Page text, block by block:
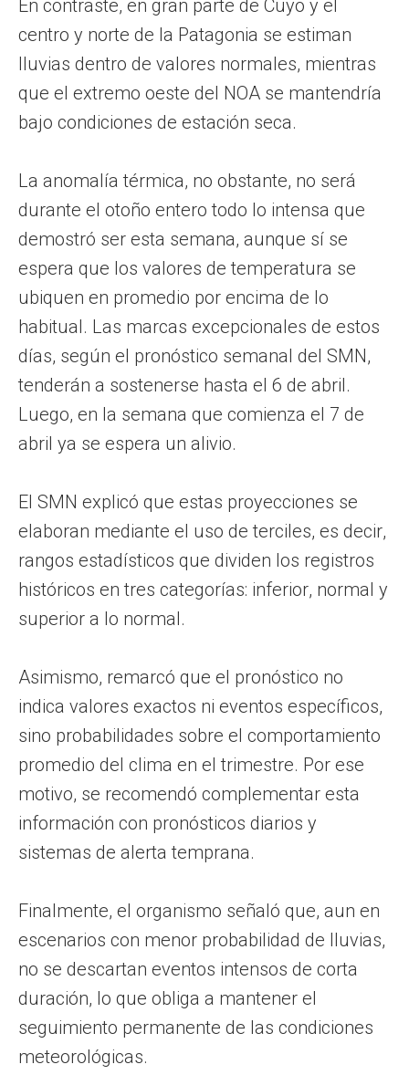
En contraste, en gran parte de Cuyo y el
centro y norte de la Patagonia se estiman
lluvias dentro de valores normales, mientras
que el extremo oeste del NOA se mantendría
bajo condiciones de estación seca.
La anomalía térmica, no obstante, no será
durante el otoño entero todo lo intensa que
demostró ser esta semana, aunque sí se
espera que los valores de temperatura se
ubiquen en promedio por encima de lo
habitual. Las marcas excepcionales de estos
días, según el pronóstico semanal del SMN,
tenderán a sostenerse hasta el 6 de abril.
Luego, en la semana que comienza el 7 de
abril ya se espera un alivio.
El SMN explicó que estas proyecciones se
elaboran mediante el uso de terciles, es decir,
rangos estadísticos que dividen los registros
históricos en tres categorías: inferior, normal y
superior a lo normal.
Asimismo, remarcó que el pronóstico no
indica valores exactos ni eventos específicos,
sino probabilidades sobre el comportamiento
promedio del clima en el trimestre. Por ese
motivo, se recomendó complementar esta
información con pronósticos diarios y
sistemas de alerta temprana.
Finalmente, el organismo señaló que, aun en
escenarios con menor probabilidad de lluvias,
no se descartan eventos intensos de corta
duración, lo que obliga a mantener el
seguimiento permanente de las condiciones
meteorológicas.